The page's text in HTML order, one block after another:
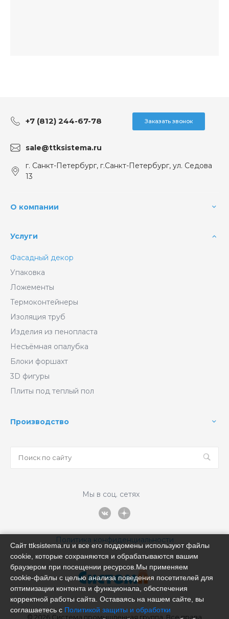
+7 (812) 244-67-78 Заказать звонок
sale@ttksistema.ru
г. Санкт-Петербург, г.Санкт-Петербург, ул. Седова
13
О компании
Услуги
Фасадный декор
Упаковка
Ложементы
Термоконтейнеры
Изоляция труб
Изделия из пенопласта
Несъёмная опалубка
Блоки форшахт
3D фигуры
Плиты под теплый пол
Производство
Мы в соц. сетях
Политика конфиденциальности
© 2026 Система промышленная группа, Все права
Сайт ttksistema.ru и все его поддомены используют файлы
cookie, которые сохраняются и обрабатываются вашим
браузером при посещении ресурсов.Мы применяем
cookie‑файлы с целью анализа поведения посетителей для
оптимизации контента и функционала, обеспечения
корректной работы сайта. Оставаясь на нашем сайте, вы
соглашаетесь с Политикой защиты и обработки